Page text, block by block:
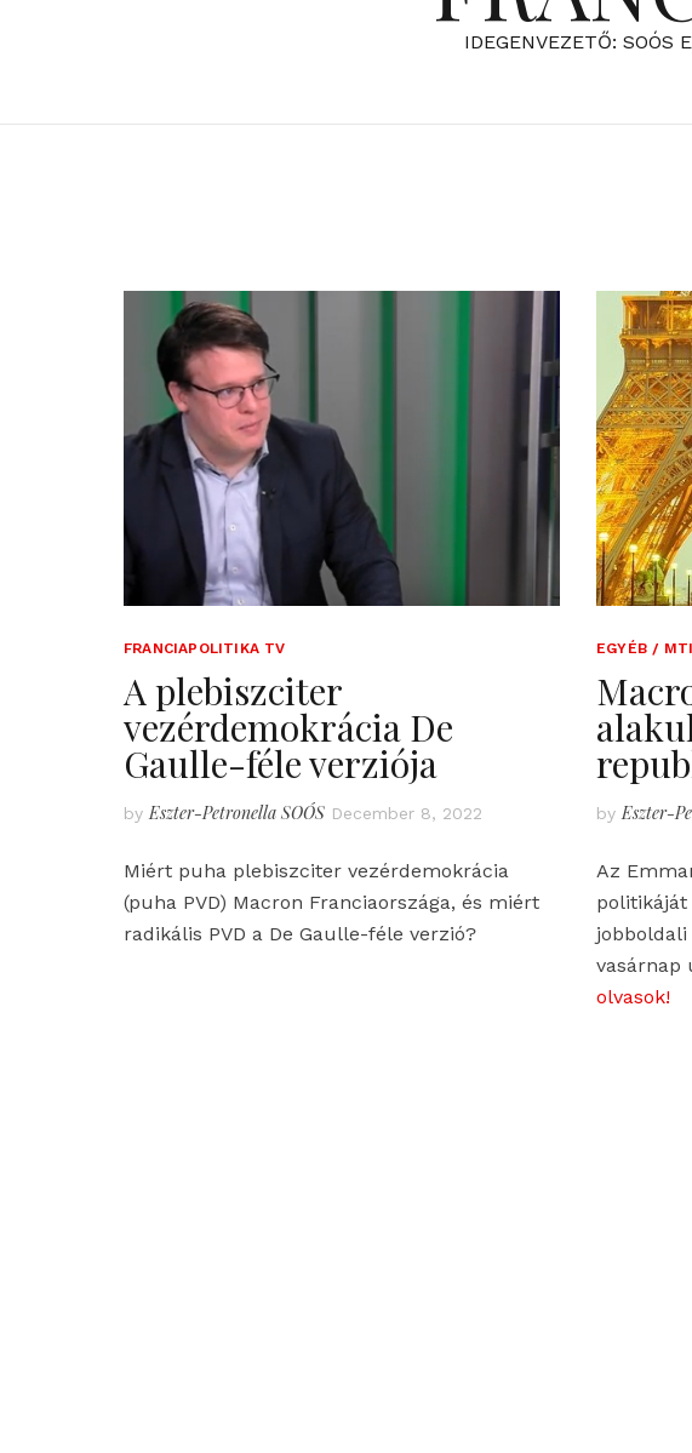
IDEGENVEZETŐ: SOÓS
FRANCIAPOLITIKA TV
A plebiszciter
vezérdemokrácia De
Gaulle-féle verziója
by Eszter-Petronella SOÓS December 8, 2022
Miért puha plebiszciter vezérdemokrácia
(puha PVD) Macron Franciaországa, és miért
radikális PVD a De Gaulle-féle verzió?
EGYÉB / MTI
by Eszter-
Az
politikáját
jobboldali
vasárnap
olvasok!